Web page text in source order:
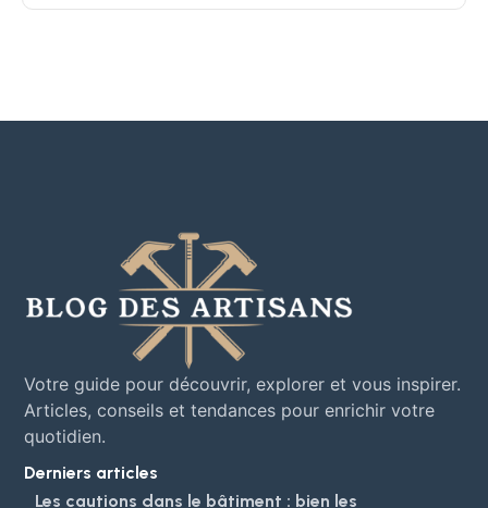
Votre guide pour découvrir, explorer et vous inspirer.
Articles, conseils et tendances pour enrichir votre
quotidien.
Derniers articles
Les cautions dans le bâtiment : bien les